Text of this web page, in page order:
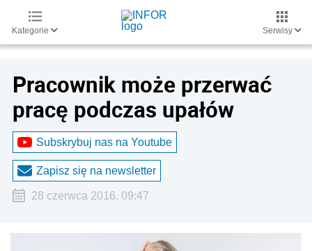
Kategorie Serwisy
Pracownik może przerwać
pracę podczas upałów
Subskrybuj nas na Youtube
Zapisz się na newsletter
28 czerwca 2016, 09:47